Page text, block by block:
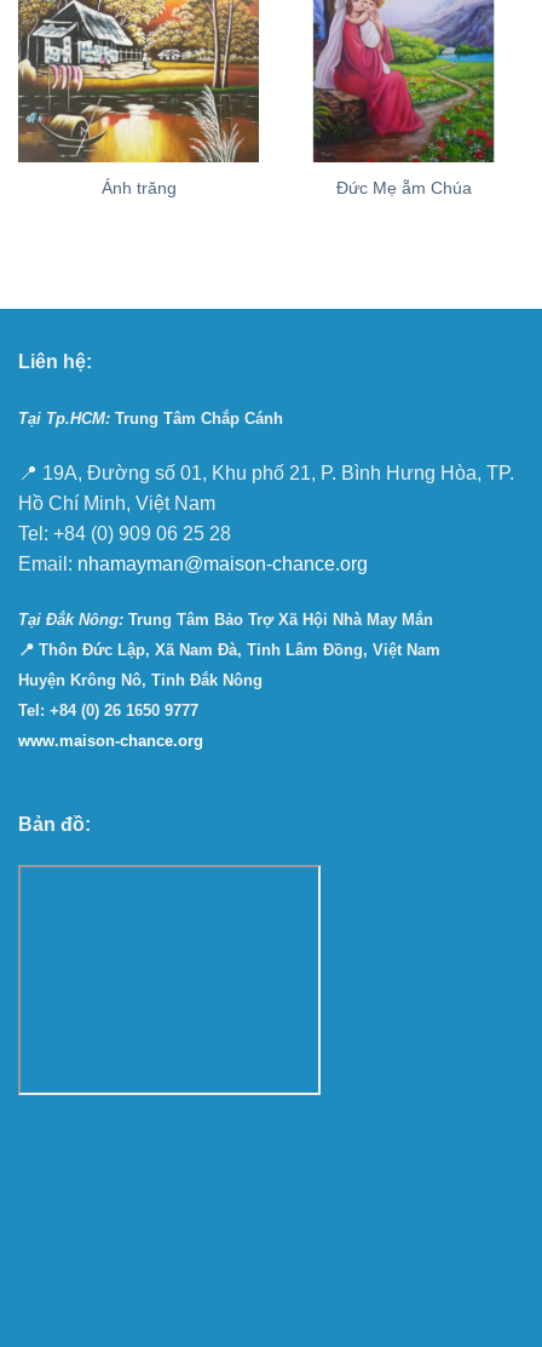
Ánh trăng Đức Mẹ ẵm Chúa
Liên hệ:
Tại Tp.HCM: Trung Tâm Chắp Cánh
📍 19A, Đường số 01, Khu phố 21, P. Bình Hưng Hòa, TP.
Hồ Chí Minh, Việt Nam
Tel: +84 (0) 909 06 25 28
Email: nhamayman@maison-chance.org
Tại Ðắk Nông: Trung Tâm Bảo Trợ Xã Hội Nhà May Mắn
📍 Thôn Đức Lập, Xã Nam Đà, Tỉnh Lâm Đồng, Việt Nam
Huyện Krông Nô, Tỉnh Đắk Nông
Tel: +84 (0) 26 1650 9777
www.maison-chance.org
Bản đồ: